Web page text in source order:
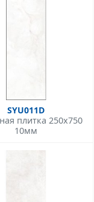
SYU011D
плитка 250x750
10мм